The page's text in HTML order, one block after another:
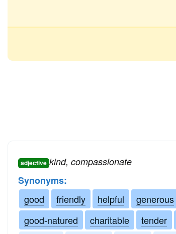
adjective kind, compassionate
Synonyms:
good
friendly helpful generous
good-natured
charitable tender